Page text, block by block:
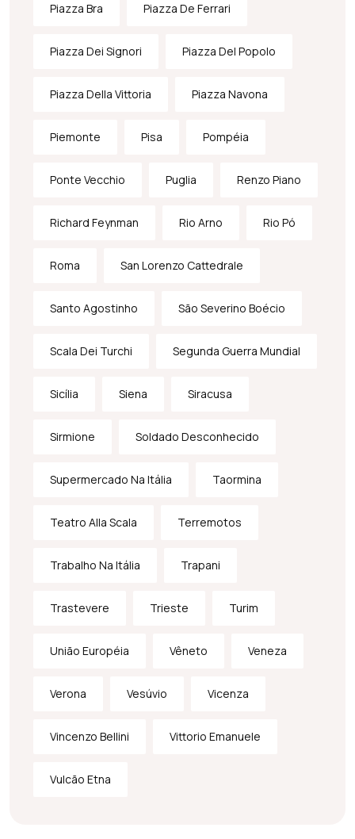
Piazza Bra Piazza De Ferrari
Piazza Dei Signori Piazza Del Popolo
Piazza Della Vittoria Piazza Navona
Piemonte Pisa Pompéia
Ponte Vecchio Puglia Renzo Piano
Richard Feynman Rio Arno Rio Pó
Roma San Lorenzo Cattedrale
Santo Agostinho São Severino Boécio
Scala Dei Turchi Segunda Guerra Mundial
Sicília Siena Siracusa
Sirmione Soldado Desconhecido
Supermercado Na Itália Taormina
Teatro Alla Scala Terremotos
Trabalho Na Itália Trapani
Trastevere Trieste Turim
União Européia Vêneto Veneza
Verona Vesúvio Vicenza
Vincenzo Bellini Vittorio Emanuele
Vulcão Etna